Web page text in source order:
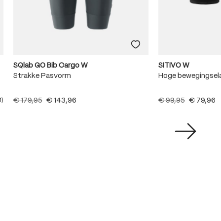
waardering van 5 van 5 sterren
SQlab GO Bib Cargo W
Strakke Pasvorm
€ 179,95 € 143,96
SITIVO W
Hoge
€ 99,95 € 79,96